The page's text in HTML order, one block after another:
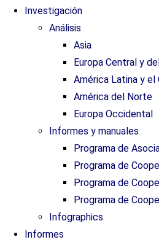
Investigación
Análisis
Asia
Europa Central y
América Latina y el
América del Norte
Europa Occidental
Informes y manuales
Programa de
Programa de
Programa de
Programa de
Infographics
Informes